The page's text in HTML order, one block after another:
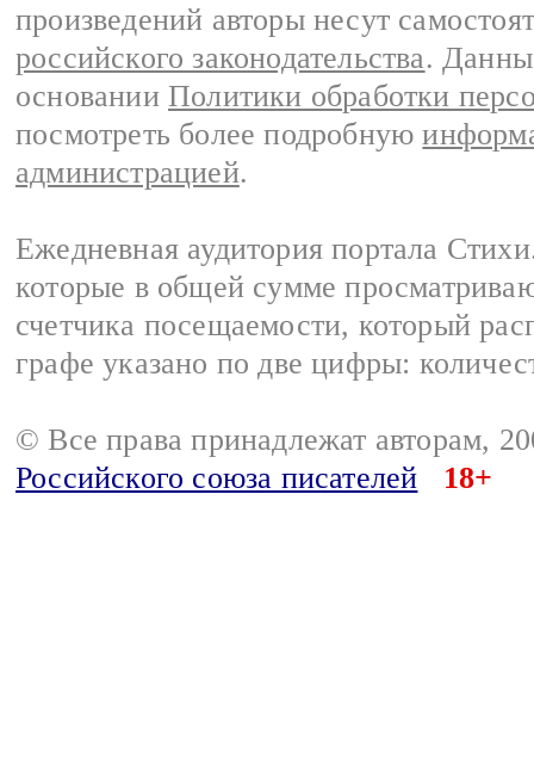
произведений авторы несут
российского законодательства.
основании Политики обработки
посмотреть более подробную
администрацией.
Ежедневная аудитория портала
которые в общей сумме
счетчика посещаемости, который
графе указано по две цифры:
© Все права принадлежат авторам,
Российского союза писателей
18+